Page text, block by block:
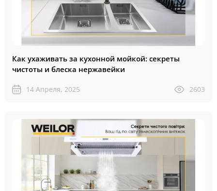
Как ухаживать за кухонной мойкой: секреты
чистоты и блеска нержавейки
14 Апреля, 2025 2603